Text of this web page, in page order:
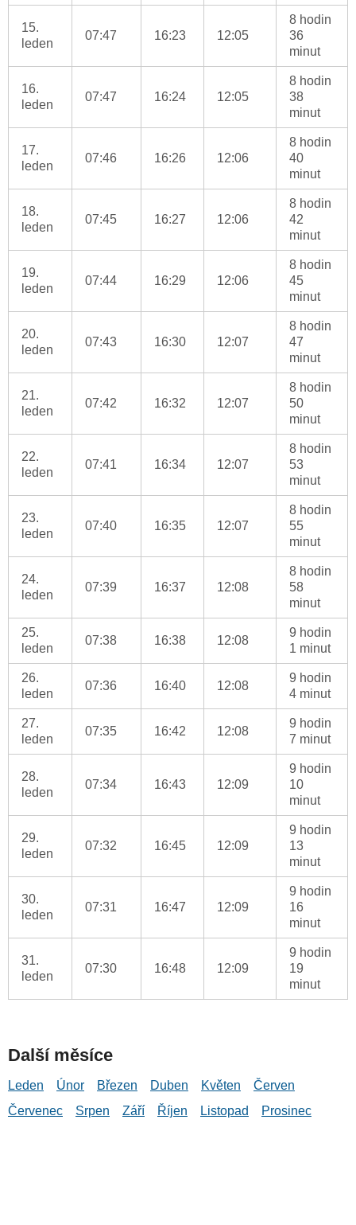
15.
leden
07:47 16:23 12:05
8 hodin
36
minut
16.
leden
07:47 16:24 12:05
8 hodin
38
minut
17.
leden
07:46 16:26 12:06
8 hodin
40
minut
18.
leden
07:45 16:27 12:06
8 hodin
42
minut
19.
leden
07:44 16:29 12:06
8 hodin
45
minut
20.
leden
07:43 16:30 12:07
8 hodin
47
minut
21.
leden
07:42 16:32 12:07
8 hodin
50
minut
22.
leden
07:41 16:34 12:07
8 hodin
53
minut
23.
leden
07:40 16:35 12:07
8 hodin
55
minut
24.
leden
07:39 16:37 12:08
8 hodin
58
minut
25.
leden
07:38 16:38 12:08
9 hodin
1 minut
26.
leden
07:36 16:40 12:08
9 hodin
4 minut
27.
leden
07:35 16:42 12:08
9 hodin
7 minut
28.
leden
07:34 16:43 12:09
9 hodin
10
minut
29.
leden
07:32 16:45 12:09
9 hodin
13
minut
30.
leden
07:31 16:47 12:09
9 hodin
16
minut
31.
leden
07:30 16:48 12:09
9 hodin
19
minut
Další měsíce
Leden Únor Březen Duben Květen
Červen
Červenec
Srpen Září Říjen Listopad Prosinec